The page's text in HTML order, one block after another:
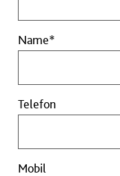
Name*
Pflichtfeld
TelefonTelefon
Mobil